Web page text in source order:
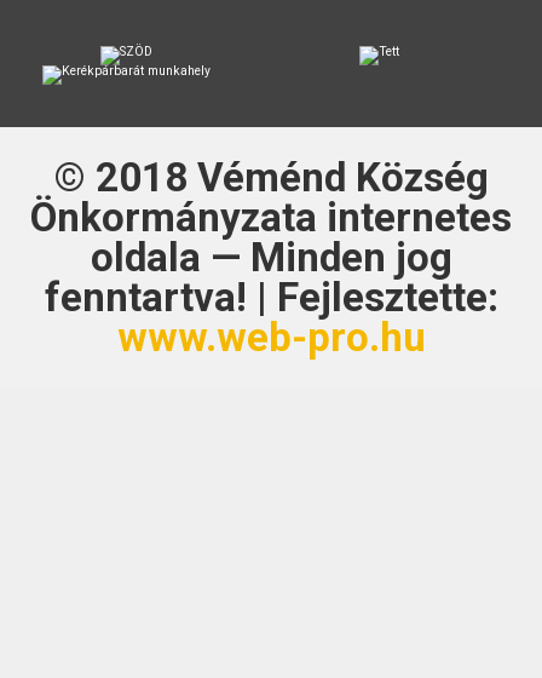
© 2018 Véménd Község
Önkormányzata internetes
oldala — Minden jog
fenntartva! | Fejlesztette:
www.web-pro.hu